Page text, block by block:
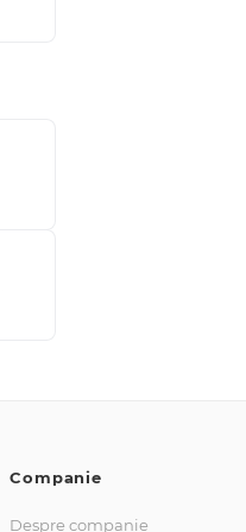
Companie
Despre companie